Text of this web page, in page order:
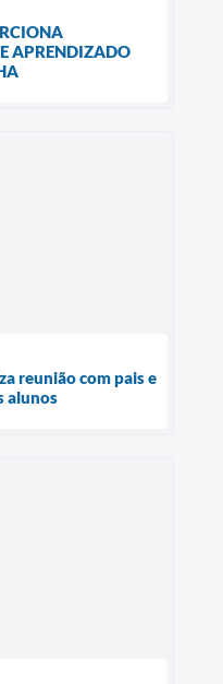
APRENDIZADO
reunião com pais e
alunos